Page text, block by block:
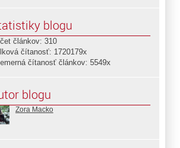
blogu
článkov: 310
čítanosť: 1720179x
čítanosť článkov: 5549x
blogu
Zora Macko